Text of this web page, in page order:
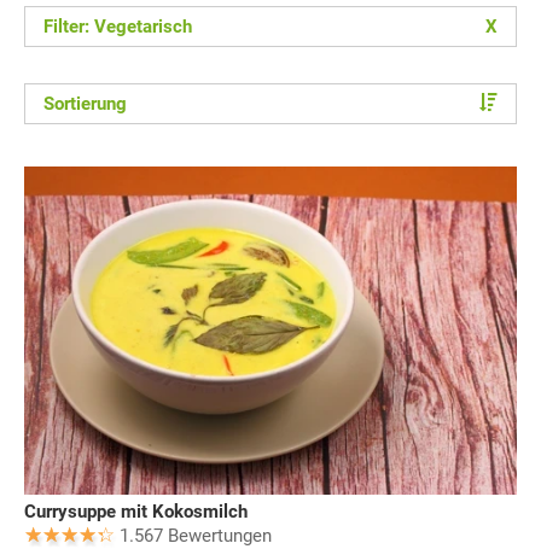
Filter: Vegetarisch X
Sortierung
Currysuppe mit Kokosmilch
1.567 Bewertungen